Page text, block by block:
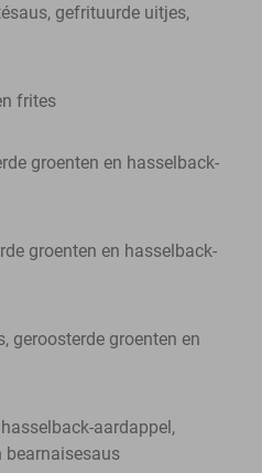
gefrituurde uitjes,
frites
groenten en hasselback-
groenten en hasselback-
geroosterde groenten en
aardappel,
bearnaisesaus